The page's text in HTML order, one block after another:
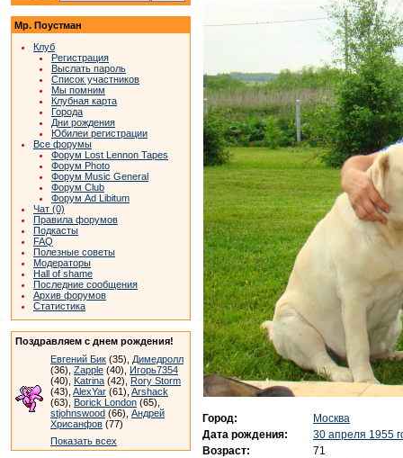
Мр. Поустман
Клуб
Регистрация
Выслать пароль
Список участников
Мы помним
Клубная карта
Города
Дни рождения
Юбилеи регистрации
Все форумы
Форум Lost Lennon Tapes
Форум Photo
Форум Music General
Форум Club
Форум Ad Libitum
Чат (0)
Правила форумов
Подкасты
FAQ
Полезные советы
Модераторы
Hall of shame
Последние сообщения
Архив форумов
Статистика
Поздравляем с днем рождения!
Евгений Бик (35), Димедролл
(36), Zapple (40), Игорь7354
(40), Katrina (42), Rory Storm
(43), AlexYar (61), Arshack
(63), Borick London (65),
stjohnswood (66), Андрей
Хрисанфов (77)
Показать всех
Город:
Москва
Дата рождения:
30 апреля 1955
Возраст:
71